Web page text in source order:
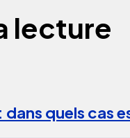
lecture
quels cas